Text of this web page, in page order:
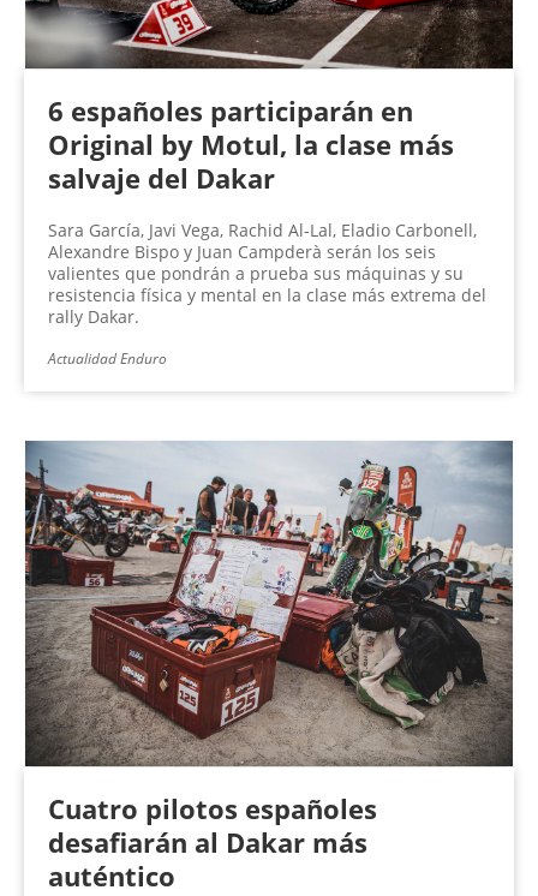
6 españoles participarán en
Original by Motul, la clase más
salvaje del Dakar
Sara García, Javi Vega, Rachid Al-Lal, Eladio Carbonell,
Alexandre Bispo y Juan Campderà serán los seis
valientes que pondrán a prueba sus máquinas y su
resistencia física y mental en la clase más extrema del
rally Dakar.
Actualidad Enduro
Cuatro pilotos españoles
desafiarán al Dakar más
auténtico